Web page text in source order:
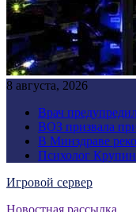
8 августа, 2026
Врач
ВОЗ призвала
В Минздраве
Психолог
Игровой сервер
Новостная рассылка